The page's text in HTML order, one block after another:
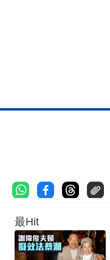
最Hit